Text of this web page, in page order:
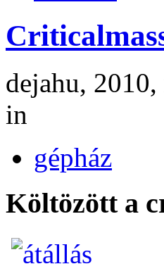
dejahu,
in
gépház
Költözött a